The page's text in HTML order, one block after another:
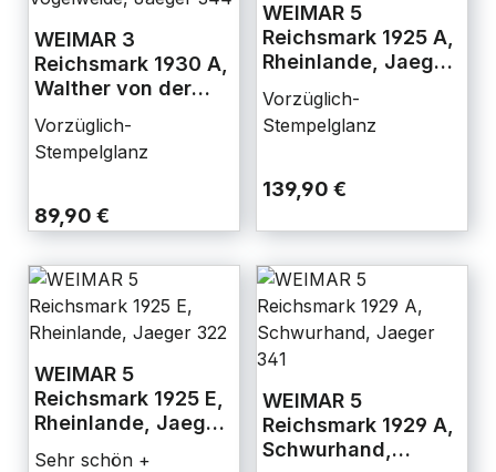
WEIMAR 3
Reichsmark 1930 A,
Walther von der
344
Vorzüglich-
Stempelglanz
89,90 €
WEIMAR 5
Reichsmark 1925 A,
Rheinlande, Jaeger
Vorzüglich-
Stempelglanz
139,90 €
WEIMAR 5
Reichsmark 1925 E,
Rheinlande, Jaeger
Sehr schön +
WEIMAR 5
Reichsmark 1929 A,
Schwurhand,